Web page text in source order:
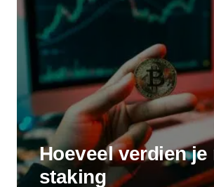
Hoeveel verdien je
staking